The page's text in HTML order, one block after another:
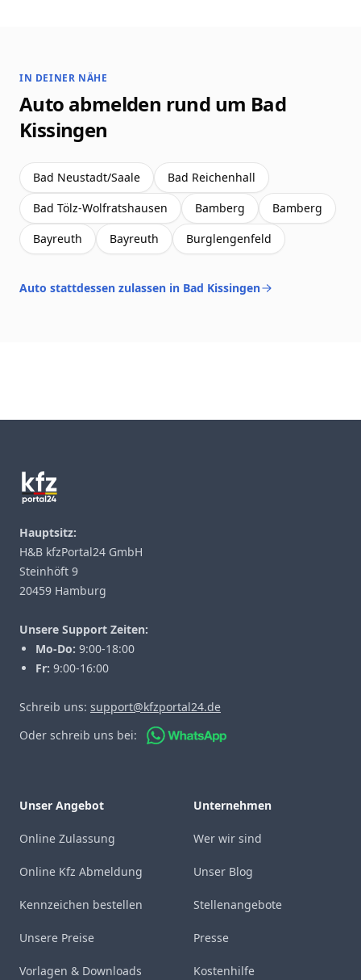
IN DEINER NÄHE
Auto abmelden rund um Bad
Kissingen
Bad Neustadt/Saale
Bad Reichenhall
Bad Tölz-Wolfratshausen
Bamberg
Bamberg
Bayreuth
Bayreuth Burglengenfeld
Auto stattdessen zulassen in Bad Kissingen
Hauptsitz:
H&B kfzPortal24 GmbH
Steinhöft 9
20459 Hamburg
Unsere Support Zeiten:
Mo-Do: 9:00-18:00
Fr: 9:00-16:00
Schreib uns: support@kfzportal24.de
Oder schreib uns bei:
Unser Angebot
Online Zulassung
Online Kfz Abmeldung
Kennzeichen bestellen
Unsere Preise
Vorlagen & Downloads
Unternehmen
Wer wir sind
Unser Blog
Stellenangebote
Presse
Kostenhilfe